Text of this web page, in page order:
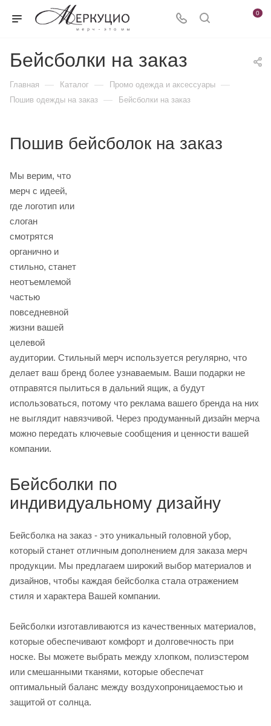
0
Бейсболки на заказ
Главная — Каталог — Промо одежда и аксессуары —
Пошив одежды на заказ — Бейсболки на заказ
Пошив бейсболок на заказ
Мы верим, что
мерч с идеей,
где логотип или
слоган
смотрятся
органично и
стильно, станет
неотъемлемой
частью
повседневной
жизни вашей
целевой
аудитории. Стильный мерч используется регулярно, что
делает ваш бренд более узнаваемым. Ваши подарки не
отправятся пылиться в дальний ящик, а будут
использоваться, потому что реклама вашего бренда на них
не выглядит навязчивой. Через продуманный дизайн мерча
можно передать ключевые сообщения и ценности вашей
компании.
Бейсболки по
индивидуальному дизайну
Бейсболка на заказ - это уникальный головной убор,
который станет отличным дополнением для заказа мерч
продукции. Мы предлагаем широкий выбор материалов и
дизайнов, чтобы каждая бейсболка стала отражением
стиля и характера Вашей компании.
Бейсболки изготавливаются из качественных материалов,
которые обеспечивают комфорт и долговечность при
носке. Вы можете выбрать между хлопком, полиэстером
или смешанными тканями, которые обеспечат
оптимальный баланс между воздухопроницаемостью и
защитой от солнца.